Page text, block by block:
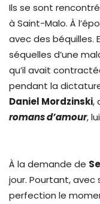
Ils se sont
à Saint-Malo. À
avec des béquilles.
séquelles d’une
qu’il avait
pendant la
Daniel Mordzinski,
romans d’amour,
À la demande de
jour. Pourtant, avec
perfection le